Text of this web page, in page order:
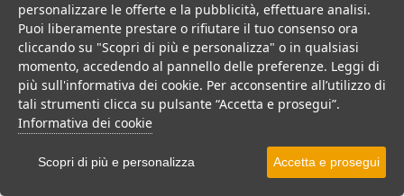
acquatico e buona ristorazione, per una vacanza divertente per
tutta la famiglia.
Villaggio Residence Camping
VEDI SU MAPPA
INFO STRUTTURA
personalizzare le offerte e la pubblicità, effettuare analisi.
Puoi liberamente prestare o rifiutare il tuo consenso ora
cliccando su "Scopri di più e personalizza" o in qualsiasi
momento, accedendo al pannello delle preferenze. Leggi di
più sull'informativa dei cookie. Per acconsentire all’utilizzo di
tali strumenti clicca su pulsante “Accetta e prosegui”.
Informativa dei cookie
Scopri di più e personalizza Accetta e prosegui